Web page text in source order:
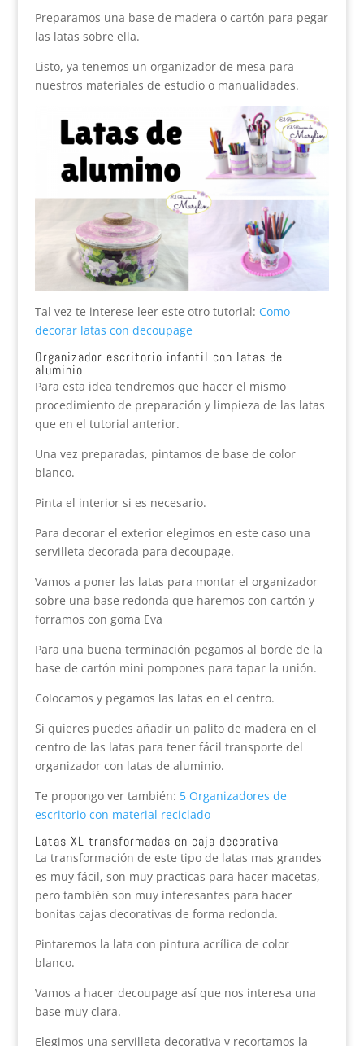
Preparamos una base de madera o cartón para pegar
las latas sobre ella.
Listo, ya tenemos un organizador de mesa para
nuestros materiales de estudio o manualidades.
Tal vez te interese leer este otro tutorial: Como
decorar latas con decoupage
Organizador escritorio infantil con latas de
aluminio
Para esta idea tendremos que hacer el mismo
procedimiento de preparación y limpieza de las latas
que en el tutorial anterior.
Una vez preparadas, pintamos de base de color
blanco.
Pinta el interior si es necesario.
Para decorar el exterior elegimos en este caso una
servilleta decorada para decoupage.
Vamos a poner las latas para montar el organizador
sobre una base redonda que haremos con cartón y
forramos con goma Eva
Para una buena terminación pegamos al borde de la
base de cartón mini pompones para tapar la unión.
Colocamos y pegamos las latas en el centro.
Si quieres puedes añadir un palito de madera en el
centro de las latas para tener fácil transporte del
organizador con latas de aluminio.
Te propongo ver también: 5 Organizadores de
escritorio con material reciclado
Latas XL transformadas en caja decorativa
La transformación de este tipo de latas mas grandes
es muy fácil, son muy practicas para hacer macetas,
pero también son muy interesantes para hacer
bonitas cajas decorativas de forma redonda.
Pintaremos la lata con pintura acrílica de color
blanco.
Vamos a hacer decoupage así que nos interesa una
base muy clara.
Elegimos una servilleta decorativa y recortamos la